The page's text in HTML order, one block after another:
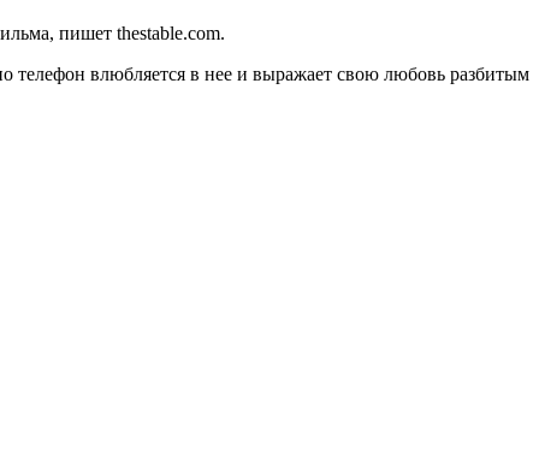
пишет thestable.com.
телефон влюбляется в нее и выражает свою любовь разбитым